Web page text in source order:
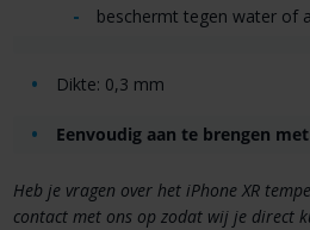
beschermt tegen water of
Dikte: 0,3 mm
Eenvoudig aan te brengen
Heb je vragen over het iPhone XR
contact met ons op zodat wij je direct